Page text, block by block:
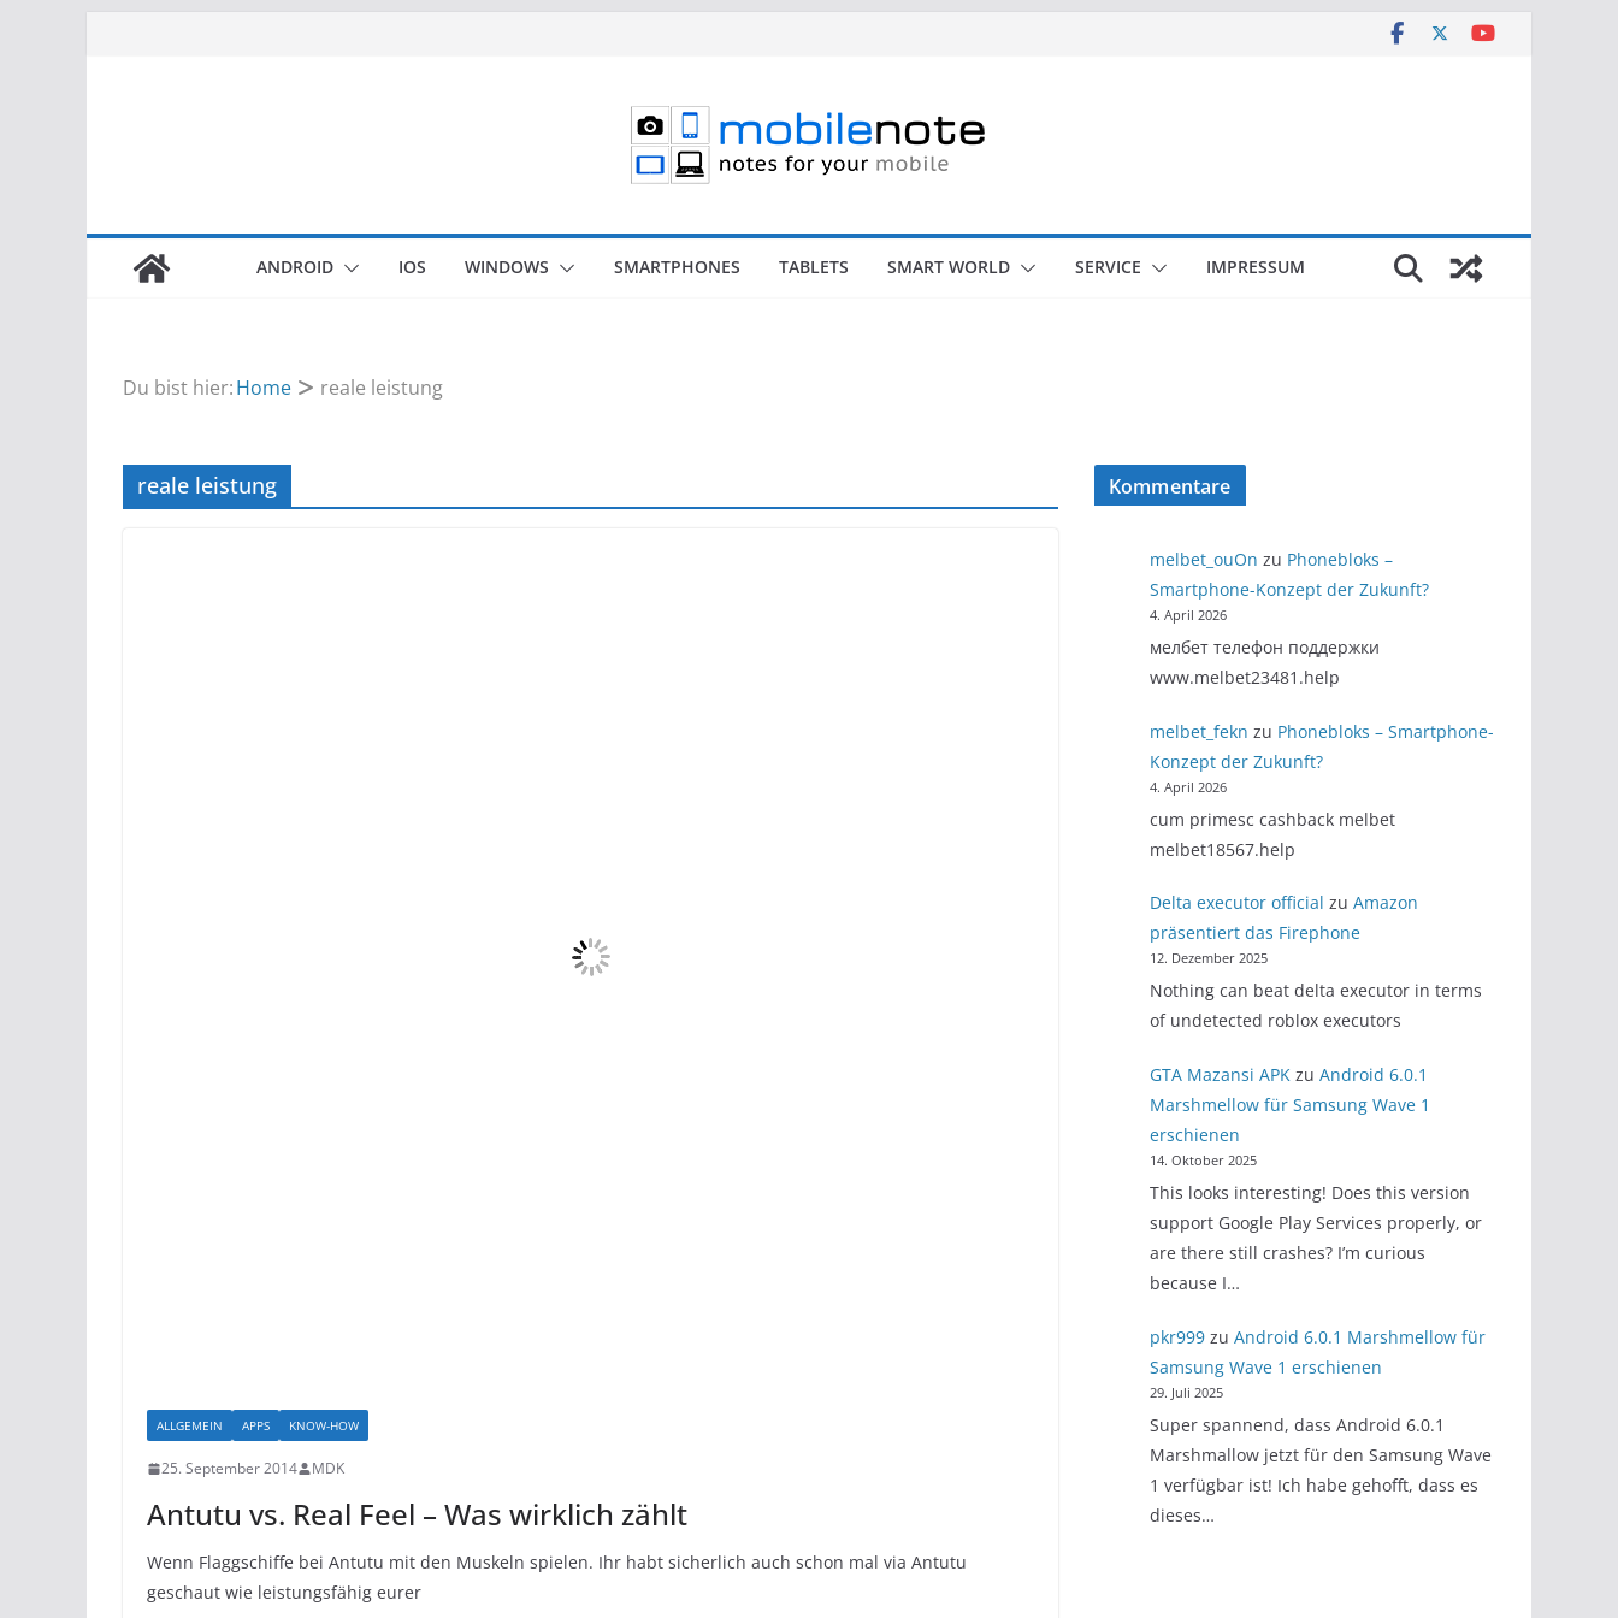
ANDROID IOS WINDOWS SMARTPHONES TABLETS SMART WORLD SERVICE IMPRESSUM
Du bist hier:Home reale leistung
reale leistung
ALLGEMEIN APPS KNOW-HOW
25. September 2014 MDK
Antutu vs. Real Feel – Was wirklich zählt
Wenn Flaggschiffe bei Antutu mit den Muskeln spielen. Ihr habt sicherlich auch schon mal via Antutu
geschaut wie leistungsfähig eurer
Kommentare
melbet_ouOn zu Phonebloks –
Smartphone-Konzept der Zukunft?
4. April 2026
мелбет телефон поддержки
www.melbet23481.help
melbet_fekn zu Phonebloks – Smartphone-
Konzept der Zukunft?
4. April 2026
cum primesc cashback melbet
melbet18567.help
Delta executor official zu Amazon
präsentiert das Firephone
12. Dezember 2025
Nothing can beat delta executor in terms
of undetected roblox executors
GTA Mazansi APKzu Android 6.0.1
Marshmellow für Samsung Wave 1
erschienen
14. Oktober 2025
This looks interesting! Does this version
support Google Play Services properly, or
are there still crashes? I’m curious
because I…
pkr999zu Android 6.0.1 Marshmellow für
Samsung Wave 1 erschienen
29. Juli 2025
Super spannend, dass Android 6.0.1
Marshmallow jetzt für den Samsung Wave
1 verfügbar ist! Ich habe gehofft, dass es
dieses…